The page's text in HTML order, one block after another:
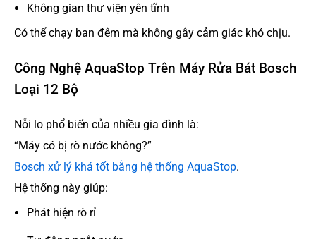
Không gian thư viện yên tĩnh
Có thể chạy ban đêm mà không gây cảm giác khó chịu.
Công Nghệ AquaStop Trên Máy Rửa Bát Bosch
Loại 12 Bộ
Nỗi lo phổ biến của nhiều gia đình là:
“Máy có bị rò nước không?”
Bosch xử lý khá tốt bằng hệ thống AquaStop.
Hệ thống này giúp:
Phát hiện rò rỉ